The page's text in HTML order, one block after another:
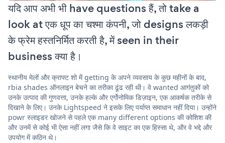
यदि आप अभी भी have questions हैं, तो take a
look at एक धूप का चश्मा कंपनी, जो designs लकड़ी
के फ्रेम हस्तनिर्मित करती है, में seen in their
business क्या है।
स्थानीय मेलों और क्राफ्ट शो में getting के अपने व्यवसाय के कुछ महीनों के बाद,
rbia shades ऑनलाइन बेचने का तरीका ढूंढ रही थी। वे wanted आगंतुकों को
उनके उत्पाद की गुणवत्ता, उनके हल्के और एर्गोनोमिक डिज़ाइन, एक आकर्षक तरीके से
दिखाने के लिए। उनके Lightspeed ने इसके लिए पर्याप्त समाधान नहीं दिया। उन्होंने
powr स्लाइडर खोजने से पहले एक many different options की कोशिश की
और उनमें से कोई भी ऐसा नहीं लगा जैसे कि वे साइट का एक हिस्सा थे, और वे भद्दे और
उपयोग में कठिन थे।